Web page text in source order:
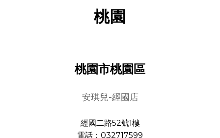
桃園
桃園市桃園區
安琪兒-經國店
經國二路52號1樓
電話：032717599